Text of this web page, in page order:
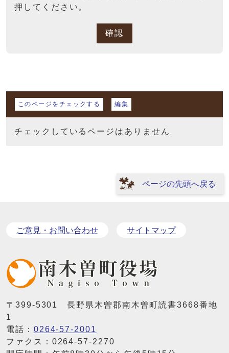
押してください。
確認
マイページ
このページをチェックする 編集
チェックしているページはありません
ページの先頭へ戻る
ご意見・お問い合わせ サイトマップ
〒399-5301 長野県木曽郡南木曽町読書3668番地
1
電話： 0264-57-2001
ファクス：0264-57-2270